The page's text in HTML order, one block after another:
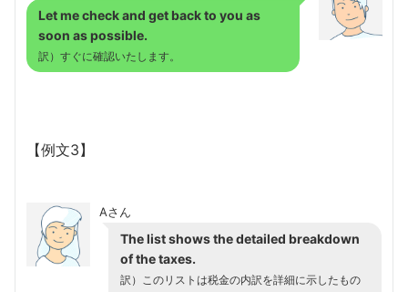
Let me check and get back to you as
soon as possible.
訳）すぐに確認いたします。
【例文3】
Aさん
The list shows the detailed breakdown
of the taxes.
訳）このリストは税金の内訳を詳細に示したもの